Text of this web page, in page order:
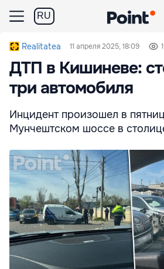
RU
Realitatea 11 апреля 2025, 18:09
ДТП в Кишиневе:
три автомобиля
Инцидент произошел в
Мунчештском шоссе в